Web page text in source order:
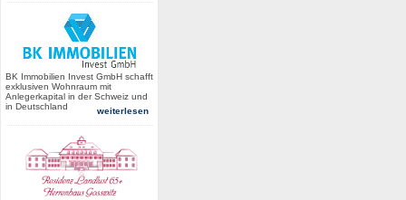
BK Immobilien Invest GmbH schafft
exklusiven Wohnraum mit
Anlegerkapital in der Schweiz und
in Deutschland
weiterlesen